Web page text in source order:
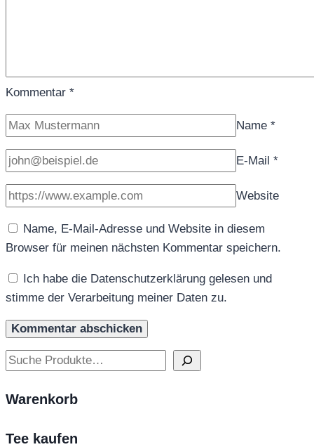
Kommentar *
Name *
E-Mail *
Website
Name, E-Mail-Adresse und Website in diesem
Browser für meinen nächsten Kommentar speichern.
Ich habe die Datenschutzerklärung gelesen und
stimme der Verarbeitung meiner Daten zu.
Suchen
Warenkorb
Tee kaufen